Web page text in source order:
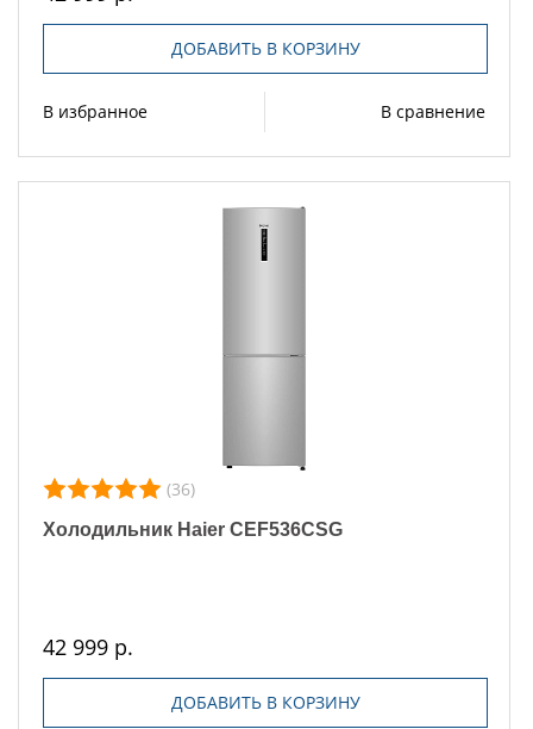
ДОБАВИТЬ В КОРЗИНУ
В избранное В сравнение
(36)
Холодильник Haier CEF536CSG
42 999 р.
ДОБАВИТЬ В КОРЗИНУ